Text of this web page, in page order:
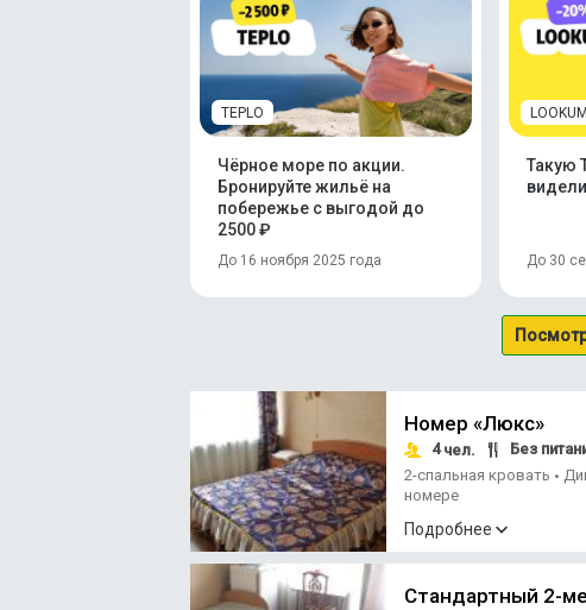
TEPLO
Чёрное море по акции.
Бронируйте жильё на
побережье с выгодой до
2500 ₽
До 16 ноября 2025 года
LOOKUM
Такую
До 30
Номер «Люкс»
4чел.
Без
2-спальная кровать •
номере
Подробнее
Стандартный 2-